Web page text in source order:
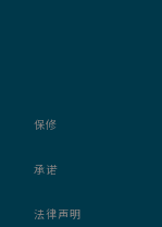
保修
承诺
法律声明